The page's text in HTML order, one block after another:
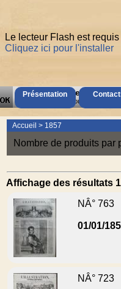
Présentation
Le lecteur Flash est
Cliquez ici pour l'installer
AccÃ¨s Client
Mot de passe oubliÃ© ?
Accueil > 1857
Nombre de produits par
Affichage des résultats
NÂ° 763
01/01/
NÂ° 723